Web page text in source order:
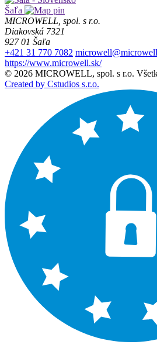
Šaľa
MICROWELL, spol. s r.o.
Diakovská 7321
927 01 Šaľa
+421 31 770 7082
https://www.microwell.sk/
© 2026 MICROWELL, spol. s r.o.
Created by Cstudios s.r.o.